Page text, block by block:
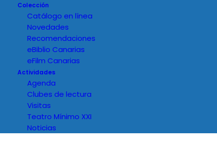
Colección
Catálogo en línea
Novedades
Recomendaciones
eBiblio Canarias
eFilm Canarias
Actividades
Agenda
Clubes de lectura
Visitas
Teatro Mínimo XXI
Noticias
Detalles del evento